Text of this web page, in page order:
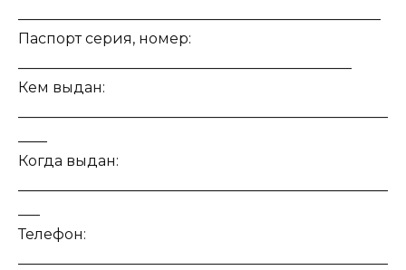
Паспорт серия, номер:
Кем выдан:
Когда выдан:
Телефон: